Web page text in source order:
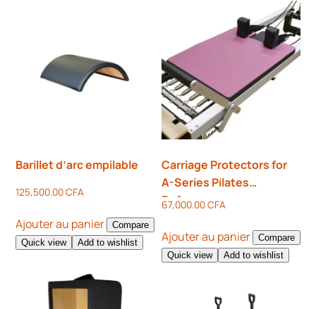
Barillet d’arc empilable
125,500.00CFA
Ajouter au panier
Compare
Quick view
Add to wishlist
Carriage Protectors for
A-Series Pilates
Reformers –
67,000.00CFA
Ajouter au panier
Compare
Quick view
Add to wishlist